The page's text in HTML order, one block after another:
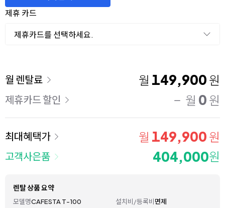
제휴 카드
제휴카드를 선택하세요.
이용 요금
월 렌탈료 월 149,900 원
제휴카드 할인 월 0 원
최대혜택가 월 149,900 원
고객사은품 404,000원
렌탈 상품 요약
모델명CAFESTA T-100 설치비/등록비면제